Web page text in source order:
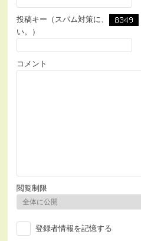
投稿キー（スパム対策に、
い。）
コメント
閲覧制限
登録者情報を記憶する